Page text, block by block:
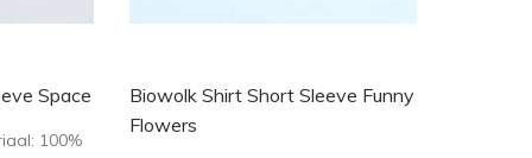
Space
100%
Biowolk Shirt Short Sleeve Funny
Flowers